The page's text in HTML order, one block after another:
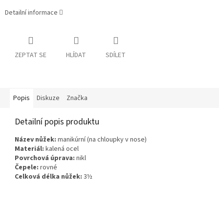
Detailní informace
ZEPTAT SE HLÍDAT SDÍLET
Popis Diskuze Značka
Detailní popis produktu
Název nůžek: manikúrní (na chloupky v nose)
Materiál: kalená ocel
Povrchová úprava: nikl
Čepele: rovné
Celková délka nůžek: 3½